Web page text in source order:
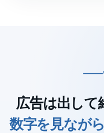
広告は出して
数字を見なが